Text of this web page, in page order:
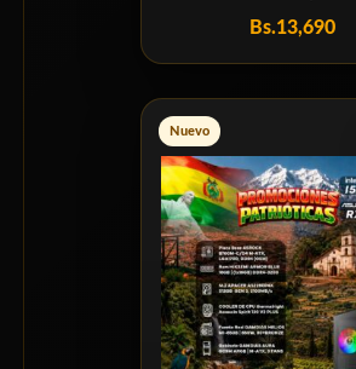
Bs.13,690
Nuevo